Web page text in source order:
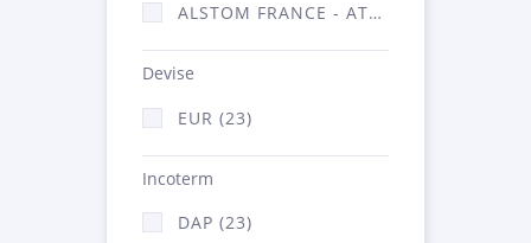
ALSTOM FRANCE - ATSA (23)
Devise
EUR (23)
Incoterm
DAP (23)